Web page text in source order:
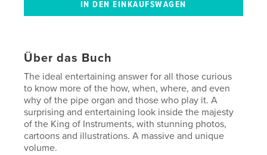
Über das Buch
The ideal entertaining answer for all those curious
to know more of the how, when, where, and even
why of the pipe organ and those who play it. A
surprising and entertaining look inside the majesty
of the King of Instruments, with stunning photos,
cartoons and illustrations. A massive and unique
volume.